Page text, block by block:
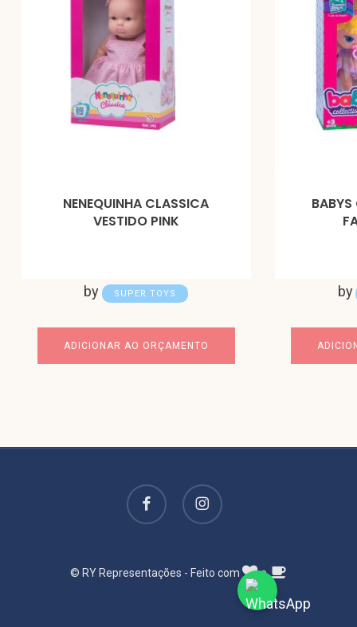
NENEQUINHA CLASSICA
VESTIDO PINK
by SUPER TOYS
ADICIONAR AO ORÇAMENTO
by
facebook instagram
© RY Representações - Feito com e